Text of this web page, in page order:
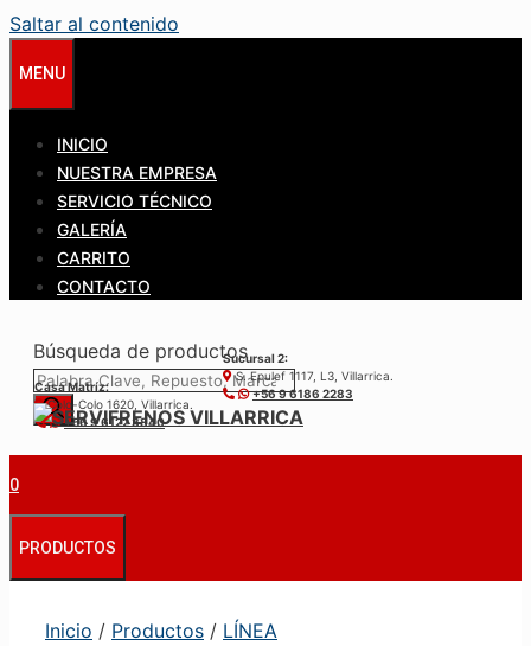
Saltar al contenido
MENU
INICIO
NUESTRA EMPRESA
SERVICIO TÉCNICO
GALERÍA
CARRITO
CONTACTO
Búsqueda de productos
Casa Matríz:
Colo-Colo 1620, Villarrica.
+56 9 6122 3840
Sucursal 2:
S. Epulef 1117, L3, Villarrica.
+56 9 6186 2283
0
PRODUCTOS
Inicio / Productos / LÍNEA